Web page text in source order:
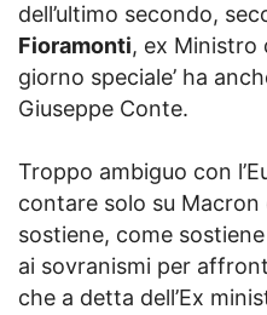
dell’ultimo secondo,
Fioramonti, ex Ministro
giorno speciale’ ha
Giuseppe Conte.
Troppo ambiguo con
contare solo su
sostiene, come
ai sovranismi per
che a detta dell’Ex